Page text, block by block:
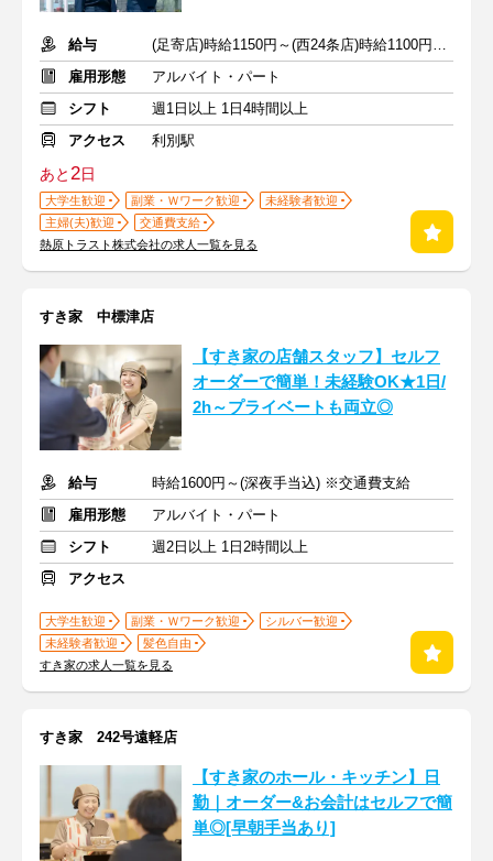
給与
(足寄店)時給1150円～(西24条店)時給1100円～+交通費(両店舗)
雇用形態
アルバイト・パート
シフト
週1日以上 1日4時間以上
アクセス
利別駅
あと2日
大学生歓迎 副業・Ｗワーク歓迎
未経験者歓迎
主婦(夫)歓迎
交通費支給
熱原トラスト株式会社の求人一覧を見る
すき家 中標津店
【すき家の店舗スタッフ】セルフ
オーダーで簡単！未経験OK★1日/
2h～プライベートも両立◎
給与
時給1600円～(深夜手当込) ※交通費支給
雇用形態
アルバイト・パート
シフト
週2日以上 1日2時間以上
アクセス
大学生歓迎 副業・Ｗワーク歓迎
シルバー歓迎
未経験者歓迎
髪色自由
すき家の求人一覧を見る
すき家 242号遠軽店
【すき家のホール・キッチン】日
勤｜オーダー&お会計はセルフで簡
単◎[早朝手当あり]